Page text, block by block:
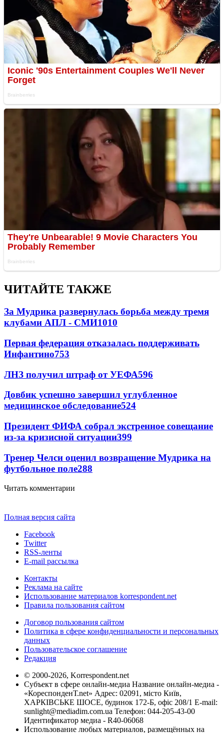
ЧИТАЙТЕ ТАКЖЕ
За Мудрика развернулась борьба между тремя
клубами АПЛ - СМИ1010
Первая федерация отказалась поддерживать
Инфантино753
ЛНЗ получил штраф от УЕФА596
Довбик успешно завершил углубленное
медицинское обследование524
Президент ФИФА собрал экстренное совещание
из-за кризисной ситуации399
Тренер Челси оценил возвращение Мудрика на
футбольное поле288
Читать комментарии
Полная версия сайта
Facebook
Twitter
RSS-ленты
E-mail рассылка
Контакты
Реклама на сайте
Использование материалов korrespondent.net
Правила пользования сайтом
Договор пользования сайтом
Политика в сфере конфиденциальности и персональных
данных
Пользовательское соглашение
Редакция
© 2000-2026, Korrespondent.net
Субъект в сфере онлайн-медиа Название онлайн-медиа -
«КореспонденТ.net» Адрес: 02091, місто Київ,
ХАРКІВСЬКЕ ШОСЕ, будинок 172-Б, офіс 208/1 E-mail:
sunlight@mediadim.com.ua Телефон: 044-205-43-00
Идентификатор медиа - R40-06068
Использование любых материалов, размещённых на